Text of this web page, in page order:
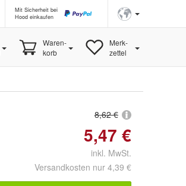
Mit Sicherheit bei
Hood einkaufen
Waren-
korb
Merk-
zettel
8,62 €
5,47 €
inkl. MwSt.
Versandkosten nur 4,39 €